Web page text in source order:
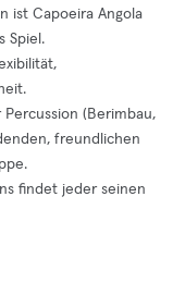
ist Capoeira Angola
Spiel.
(Berimbau,
freundlichen
findet jeder seinen